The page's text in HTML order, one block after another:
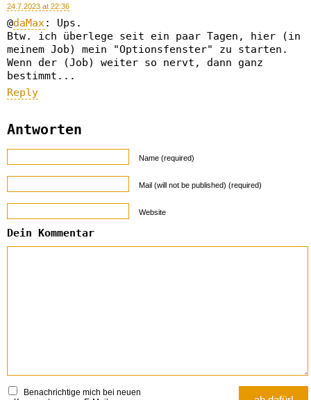
24.7.2023 at 22:36
@daMax: Ups.
Btw. ich überlege seit ein paar Tagen, hier (in
meinem Job) mein "Optionsfenster" zu starten.
Wenn der (Job) weiter so nervt, dann ganz
bestimmt...
Reply
Antworten
Name (required)
Mail (will not be published) (required)
Website
Dein Kommentar
Benachrichtige mich bei neuen